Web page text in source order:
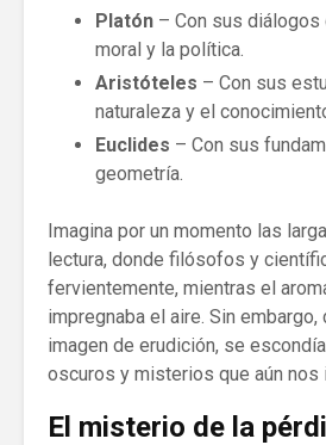
Platón – Con sus diálogos
moral y la política.
Aristóteles – Con sus
naturaleza y el
Euclides – Con sus
geometría.
Imagina por un momento las
lectura, donde filósofos y
fervientemente, mientras el
impregnaba el aire. Sin
imagen de erudición, se
oscuros y misterios que aún nos
El misterio de la